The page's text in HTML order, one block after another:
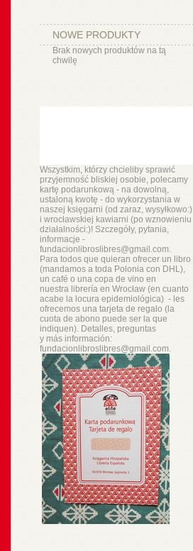
NOWE PRODUKTY
Brak nowych produktów na tą
chwilę
Wszystkim, którzy chcieliby sprawić
przyjemność bliskiej osobie, polecamy
kartę podarunkową - na dowolną,
ustaloną kwotę - do wykorzystania w
naszej księgarni (od zaraz, wysyłkowo:)
i wrocławskiej kawiarni (po wznowieniu
działalności:)! Szczegóły, pytania,
informacje -
fundacionlibroslibres@gmail.com.
Para todos que quieran ofrecer un libro
(mandamos a toda Polonia con DHL),
un café o una copa de vino en
nuestra libreríaen Wrocław (en cuanto
acabe la locura epidemiológica) - les
ofrecemos una tarjeta de regalo (la
cuota de abono puede ser la que
indiquen). Detalles, preguntas
y másinformación:
fundacionlibroslibres@gmail.com.